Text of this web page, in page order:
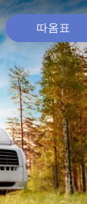
따옴표